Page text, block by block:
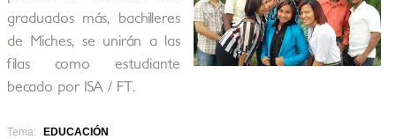
graduados más, bachilleres
de Miches, se unirán a las
filas como estudiante
becado por ISA / FT.
Tema:
EDUCACIÓN